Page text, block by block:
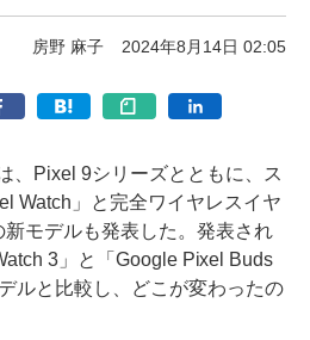
房野 麻子 2024年8月14日 02:05
、Pixel 9シリーズとともに、ス
Watch」と完全ワイヤレスイヤ
モデルも発表した。発表され
3」と「Google Pixel Buds
ルと比較し、どこが変わったの